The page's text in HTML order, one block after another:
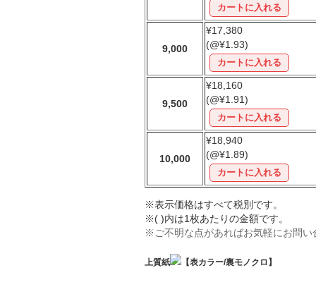
9,000
¥17,380
(@¥1.93)
9,500
¥18,160
(@¥1.91)
10,000
¥18,940
(@¥1.89)
※表示価格はすべて税別です。
※( )内は1枚あたりの金額です。
※ご不明な点があればお気軽にお問い
上質紙 【表カラー/裏モノクロ】